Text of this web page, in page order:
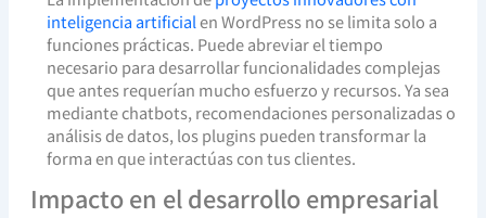
inteligencia artificialen WordPress no se limita solo a
funciones prácticas. Puede abreviar el tiempo
necesario para desarrollar funcionalidades complejas
que antes requerían mucho esfuerzo y recursos. Ya sea
mediante chatbots, recomendaciones personalizadas o
análisis de datos, los plugins pueden transformar la
forma en que interactúas con tus clientes.
Impacto en el desarrollo empresarial